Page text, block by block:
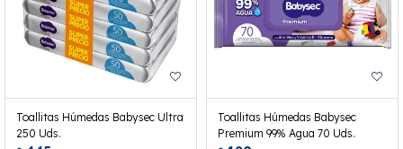
Toallitas Húmedas Babysec Ultra
250 Uds.
Toallitas Húmedas Babysec
Premium 99% Agua 70 Uds.